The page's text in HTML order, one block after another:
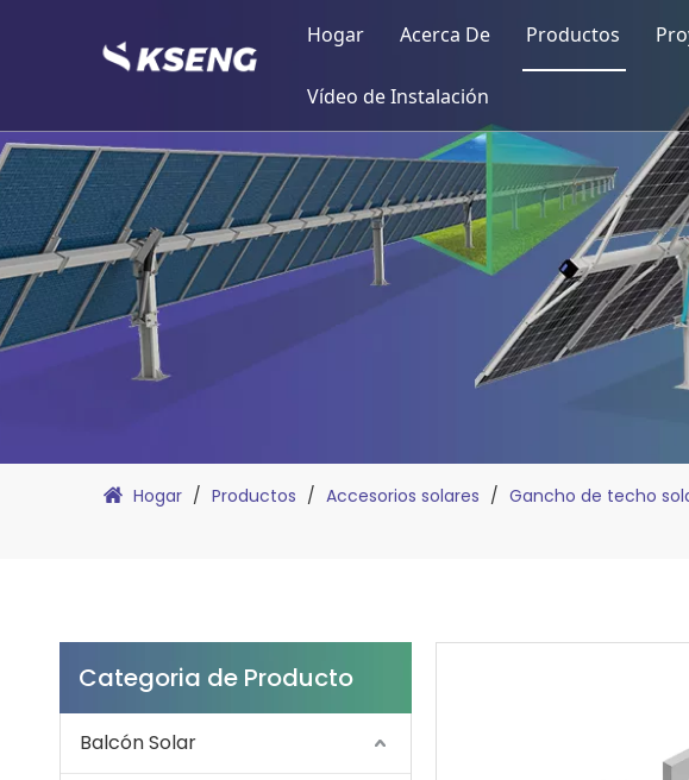
Hogar Acerca De
Perfil de Kseng
Hitos
Estructura Kseng
Calidad de la producción
Certificación
Productos
Cochera solar
Sistema de
Sistema de
Sistema de
Sistema de
Vídeo de Instalación
Hogar / Productos / Accesorios solares / Gancho de techo
Categoria de Producto
Balcón Solar